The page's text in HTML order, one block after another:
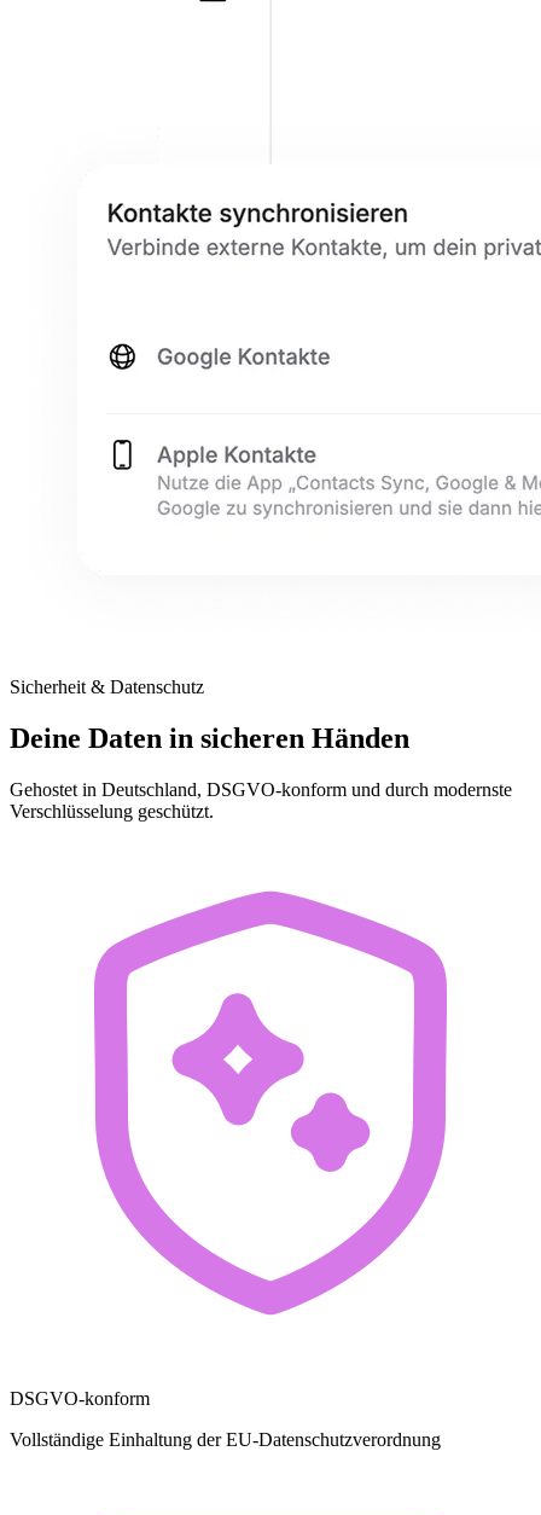
Sicherheit & Datenschutz
Deine Daten in sicheren Händen
Gehostet in Deutschland, DSGVO-konform und durch modernste
Verschlüsselung geschützt.
DSGVO-konform
Vollständige Einhaltung der EU-Datenschutzverordnung